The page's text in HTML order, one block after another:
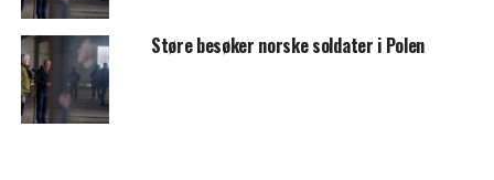
Støre besøker norske soldater i Polen